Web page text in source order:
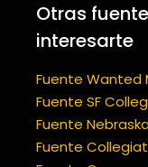
Otras
interesarte
Fuente Wanted
Fuente SF
Fuente Nebraska
Fuente